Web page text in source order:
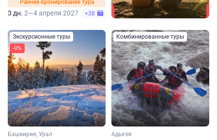
Раннее бронирование тура
3 дн. 2—4 апреля 2027 +38
Экскурсионные туры
-9%
Башкирия, Урал
Комбинированные туры
Адыгея